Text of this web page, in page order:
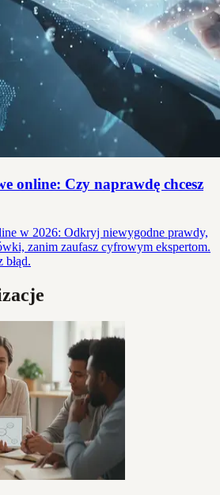
online: Czy naprawdę chcesz
w 2026: Odkryj niewygodne prawdy,
zanim zaufasz cyfrowym ekspertom.
błąd.